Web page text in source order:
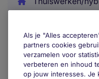
Als je "Alles
partners cookies
verzamelen voor
verbeteren en inhoud
op jouw interesses. Je